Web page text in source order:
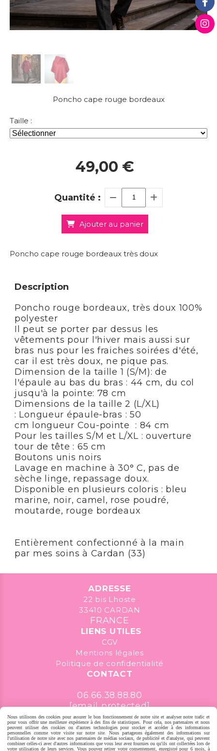
Poncho cape rouge bordeaux
Taille :
49,00 €
Quantité :
Ajouter au panier
Poncho cape rouge bordeaux très doux
Description
Poncho rouge bordeaux, très doux 100%
polyester
Il peut se porter par dessus les
vêtements pour l'hiver mais aussi sur
bras nus pour les fraiches soirées d'été,
car il est très doux, ne pique pas.
Dimension de la taille 1 (S/M): de
l'épaule au bas du bras : 44 cm, du col
jusqu'à la pointe: 78 cm
Dimensions de la taille 2 (L/XL)
: Longueur épaule-bras : 50
cm longueur Cou-pointe : 84 cm
Pour les tailles S/M et L/XL : ouverture
tour de tête : 65 cm
Boutons unis noirs
Lavage en machine à 30° C, pas de
sèche linge, repassage doux.
Disponible en plusieurs coloris : bleu
marine, noir, camel, rose poudré,
moutarde, rouge bordeaux
Entièrement confectionné à la main
par mes soins à Cardan (33)
ADRESSE
22 bis Lhoste
33410 CARDAN
FRANCE
LIENS UTILES
CGV
Mentions légales
Politique de confidentialité
CONTACT
06.66.38.88.80
[email protected]
GESTION COOKIES MON COMPTE CRÉER UN SITE INTERNET
Nous utilisons des cookies pour assurer le bon fonctionnement de notre site et analyser notre trafic et
pour vous offrir une meilleure expérience à des fins de statistiques. Pour cela, nos partenaires et nous
peuvent utiliser des cookies ou d'autres technologies pour stocker et accéder à des informations
personnelles comme votre visite sur notre site. Nous partageons également des informations sur
l'utilisation de notre site avec nos partenaires de médias sociaux, de publicité et d'analyse, qui peuvent
combiner celles-ci avec d'autres informations que vous leur avez fournies ou qu'ils ont collectées lors de
votre utilisation de leurs services. Vous pouvez retirer votre consentement, enregistré pour 6 mois, à